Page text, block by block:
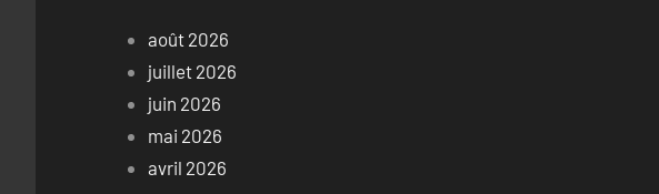
août 2026
juillet 2026
juin 2026
mai 2026
avril 2026